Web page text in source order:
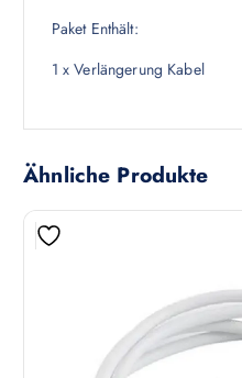
Paket Enthält:
1 x Verlängerung Kabel
Ähnliche Produkte